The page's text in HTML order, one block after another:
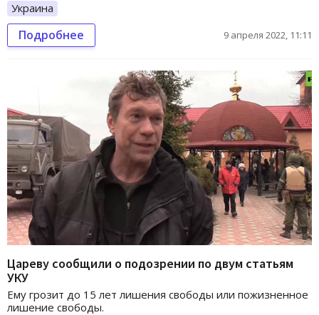
Украина
Подробнее 9 апреля 2022, 11:11
Цареву сообщили о подозрении по двум статьям
УКУ
Ему грозит до 15 лет лишения свободы или пожизненное
лишение свободы.